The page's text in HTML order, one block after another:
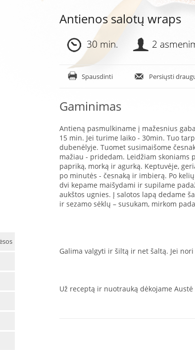
Antienos salotų wraps
30 min. 2
Spausdinti Persiųsti
Gaminimas
Antieną pasmulkiname į mažesnius
15 min. Jei turime laiko - 30min. Tuo
dubenėlyje. Tuomet susimaišome
mažiau - pridedam. Leidžiam skoniams
papriką, morką ir agurką. Keptuvėje,
po minutės - česnaką ir imbierą. Po
dvi kepame maišydami ir supilame
aukštos ugnies. Į salotos lapą dedame
ir sezamo sėklų – susukam, mirkom
Galima valgyti ir šiltą ir net šaltą. Jei
Už receptą ir nuotrauką dėkojame Austė